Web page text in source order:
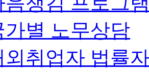
가별 노무상담
외취업자 법률